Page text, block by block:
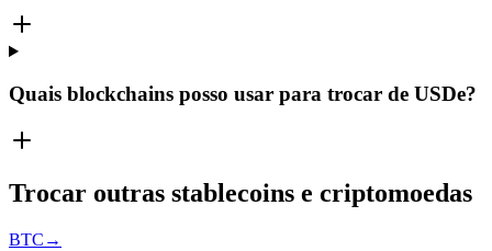
Quais blockchains posso usar para trocar de USDe?
Trocar outras stablecoins e criptomoedas
BTC →